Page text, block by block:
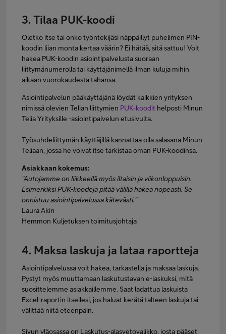
3. Tilaa PUK-koodi
Oletko itse tai onko työntekijäsi näppäillyt puhelimen PIN-
koodin liian monta kertaa väärin? Ei hätää, sitä sattuu! Voit
hakea PUK-koodin asiointipalvelusta suoraan
liittymänumerolla tai käyttäjänimellä ilman kuluja mihin
aikaan vuorokaudesta tahansa.
Asiointipalvelun pääkäyttäjänä löydät kaikkien yrityksen
nimissä olevien Telian liittymien PUK-koodit helposti Minun
Telia Yrityksille -asiointipalvelun etusivulta.
Työsuhdeliittymän käyttäjillä kannattaa olla salasana Minun
Teliaan, jossa he voivat itse tarkistaa oman PUK-koodinsa.
Asiakkaan kokemus:
"Autojamme on liikkeellä myös iltaisin ja viikonloppuisin.
Esimerkiksi PUK-koodeja pitää välillä hakea nopeasti. Se
onnistuu asiointipalvelussa kätevästi."
Laura Akin
Hemmon Kuljetuksen toimitusjohtaja
4. Maksa laskuja ja lataa raportteja
Asiointipalvelussa voit hakea, tarkastella ja maksaa laskuja.
Pystyt myös muuttamaan laskutustavan e-laskuksi, mitä
suosittelemme asiakkaillemme. Saat ladattua laskuista
Excel-raportin itsellesi, jos haluat kerätä talteen laskuja tai
välittää niitä eteenpäin.
Sivun yläosassa on Laskutus-alasvetovalikko, josta pääset